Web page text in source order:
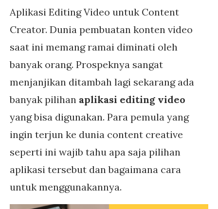
Aplikasi Editing Video untuk Content
Creator. Dunia pembuatan konten video
saat ini memang ramai diminati oleh
banyak orang. Prospeknya sangat
menjanjikan ditambah lagi sekarang ada
banyak pilihan aplikasi editing video
yang bisa digunakan. Para pemula yang
ingin terjun ke dunia content creative
seperti ini wajib tahu apa saja pilihan
aplikasi tersebut dan bagaimana cara
untuk menggunakannya.